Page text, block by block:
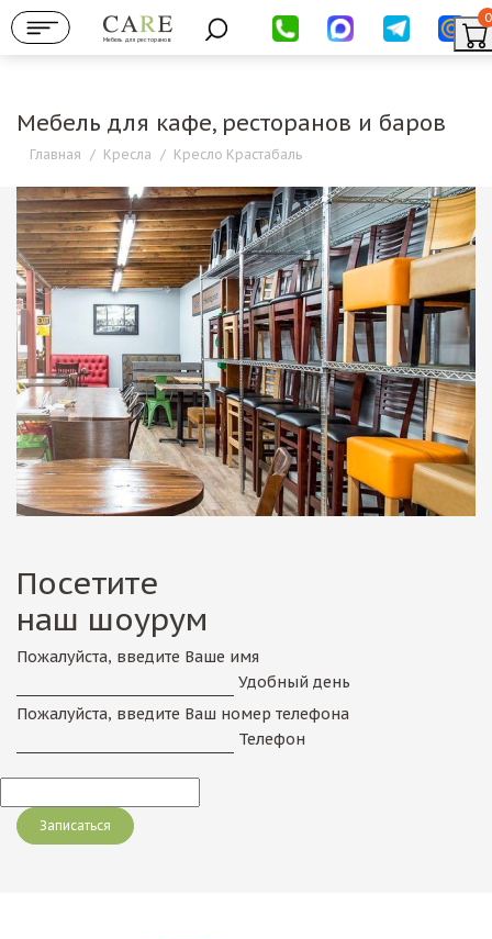
Мебель для ресторанов
0
Мебель для кафе, ресторанов и баров
Главная / Кресла / Кресло Крастабаль
Посетите
наш шоурум
Пожалуйста, введите Ваше имя
Удобный день
Пожалуйста, введите Ваш номер телефона
Телефон